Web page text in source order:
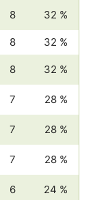
8 32 %
8 32 %
8 32 %
7 28 %
7 28 %
7 28 %
6 24 %